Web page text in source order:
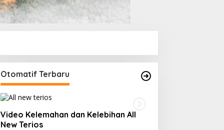
Otomatif Terbaru
Video Kelemahan dan Kelebihan All
New Terios